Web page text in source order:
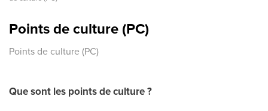
Points de culture (PC)
Points de culture (PC)
Que sont les points de culture ?